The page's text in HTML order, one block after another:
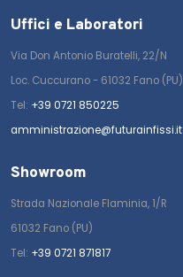
Uffici e Laboratori
Via Don Antonio Buratelli, 22/N
Loc. Cuccurano - 61032 Fano (PU)
Tel: +39 0721 850225
amministrazione@futurainfissi.it
Showroom
Strada Nazionale Flaminia, 1/R
61032 Fano (PU)
Tel: +39 0721 871817